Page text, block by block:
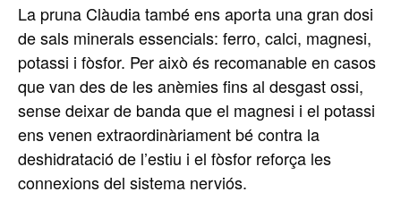
La pruna Clàudia també ens aporta una gran dosi
de sals minerals essencials: ferro, calci, magnesi,
potassi i fòsfor. Per això és recomanable en casos
que van des de les anèmies fins al desgast ossi,
sense deixar de banda que el magnesi i el potassi
ens venen extraordinàriament bé contra la
deshidratació de l’estiu i el fòsfor reforça les
connexions del sistema nerviós.